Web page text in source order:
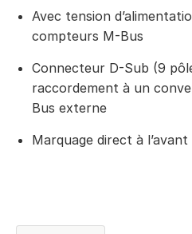
Avec tension
compteurs M-Bus
Connecteur D-Sub (9
raccordement à un
Bus externe
Marquage direct à l’avant